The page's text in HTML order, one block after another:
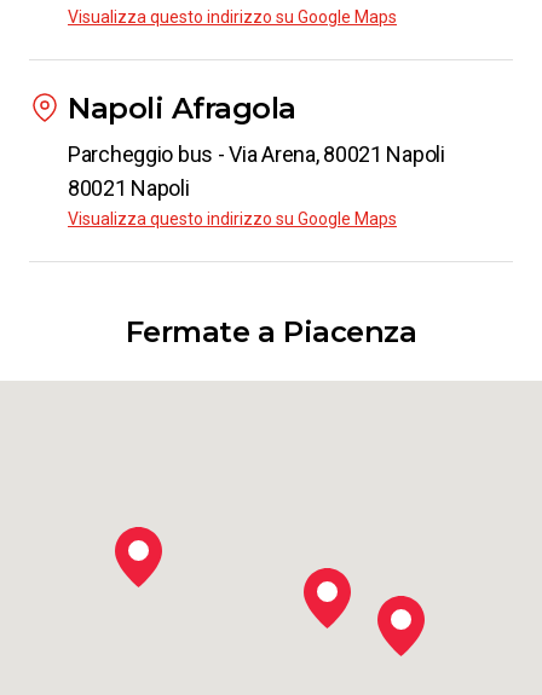
Visualizza questo indirizzo su Google Maps
Napoli Afragola
Parcheggio bus - Via Arena​, 80021 Napoli
80021 Napoli
Visualizza questo indirizzo su Google Maps
Fermate a Piacenza